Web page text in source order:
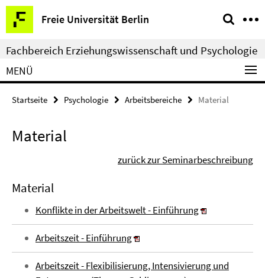
Springe
direkt
zu
Inhalt
Freie Universität Berlin
Service-
Navigation
Fachbereich Erziehungswissenschaft und Psychologie
MENÜ
Startseite Psychologie Arbeitsbereiche Material
Material
zurück zur Seminarbeschreibung
Material
Konflikte in der Arbeitswelt - Einführung
Arbeitszeit - Einführung
Arbeitszeit - Flexibilisierung, Intensivierung und